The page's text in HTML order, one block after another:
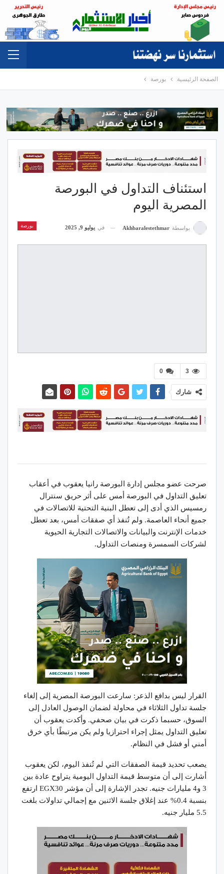
الصفحة الرئيسية بورصة
استئناف التداول في البورصة
المصرية اليوم
بورصة بواسطة Akhbaralestethmar في يوليو 9, 2025
0 3
شارك
صرحت عضو مجلس إدارة البورصة رانيا يعقوب في أعقاب
تعليق التداول في البورصة أمس على أثر حريق سنترال
رمسيس الذي أدى إلى تعطل البنية التحتية للاتصالات في
جميع أنحاء العاصمة. ولم تُنفذ أي صفقات أمس، بعد تعطل
خدمات الإنترنت والبيانات والاتصالات التجارية الحيوية
لشركات السمسرة ومنصات التداول.
القرار ليس بدافع الذعر: سارعت البورصة المصرية إلى إلغاء
جلسة تداول الثلاثاء في محاولة لضمان الوصول العادل إلى
السوق، حسبما ذكرت في بيان صحفي. وأكدت يعقوب أن
تعليق التداول يمثل إجراء احترازيا ولم يكن مرتبطًا بأي خرق
أمني أو فشل في النظام.
يصعب تحديد قيمة الصفقات التي لم تُنفذ اليوم، لكن يعقوب
أشارت إلى أن متوسط قيمة التداول اليومية يتراوح عادة بين
3 و4 مليارات جنيه. تجدر الإشارة إلى أن مؤشر EGX30 ارتفع
بنسبة 0.4% عند إغلاق جلسة الاثنين مع إجمالي تداولات بلغت
5.5 مليار جنيه.